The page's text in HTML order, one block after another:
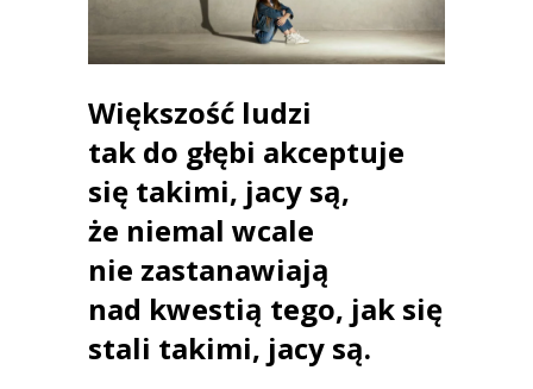
Większość ludzi
tak do głębi akceptuje
się takimi, jacy są,
że niemal wcale
nie zastanawiają
nad kwestią tego, jak się
stali takimi, jacy są.